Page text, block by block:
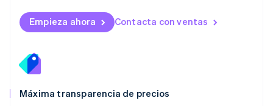
Empieza ahora Contacta con ventas
Máxima transparencia de precios
English
México
Noruega
English
English